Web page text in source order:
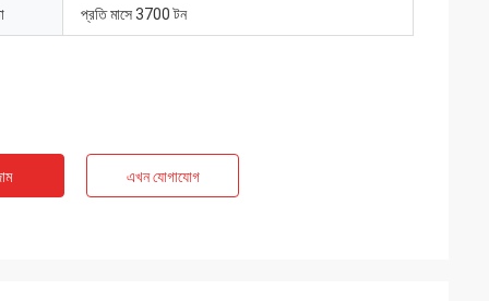
প্রতি মাসে 3700 টন
এখন যোগাযোগ